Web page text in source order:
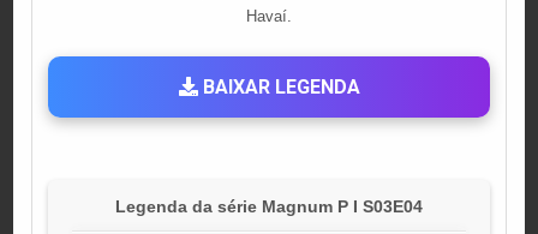
Havaí.
BAIXAR LEGENDA
Legenda da série Magnum P I S03E04